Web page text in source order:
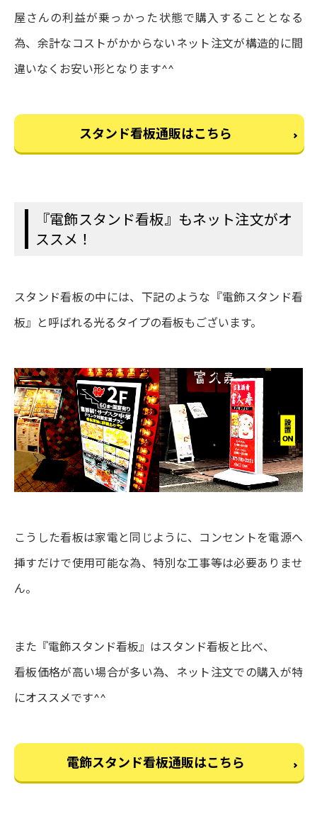
屋さんの利益が乗っかった状態で購入することとなる
為、余計なコストがかからないネット注文が構造的に間
違いなくお安い形となります^^
スタンド看板通販はこちら
『電飾スタンド看板』もネット注文がオ
ススメ！
スタンド看板の中には、下記のような『電飾スタンド看
板』と呼ばれる光るタイプの看板もございます。
こうした看板は家電と同じように、コンセントを電源へ
挿すだけで使用可能な為、特別な工事等は必要ありませ
ん。
また『電飾スタンド看板』はスタンド看板と比べ、
看板価格が高い場合が多い為、ネット注文での購入が特
にオススメです^^
電飾スタンド看板通販はこちら